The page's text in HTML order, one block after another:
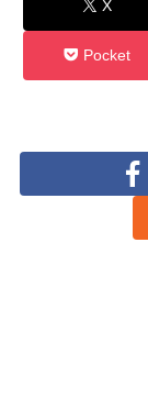
X
Pocket